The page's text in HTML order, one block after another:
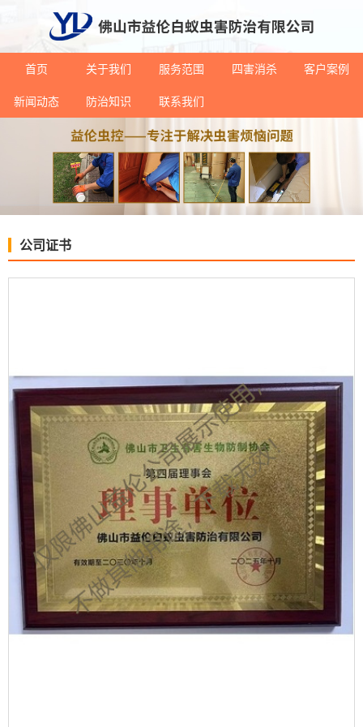
首页 关于我们 服务范围 四害消杀 客户案例
新闻动态 防治知识 联系我们
公司证书